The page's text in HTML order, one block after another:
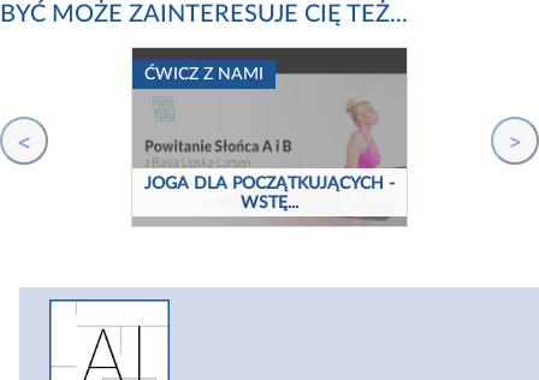
BYĆ MOŻE ZAINTERESUJE CIĘ TEŻ...
ĆWICZ Z NAMI
JOGA DLA POCZĄTKUJĄCYCH -
WSTĘ...
< >